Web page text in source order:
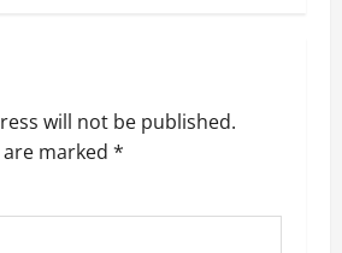
will not be published.
marked *